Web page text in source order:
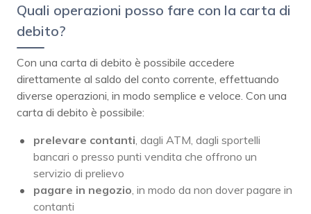
Quali operazioni posso fare con la carta di
debito?
Con una carta di debito è possibile accedere
direttamente al saldo del conto corrente, effettuando
diverse operazioni, in modo semplice e veloce. Con una
carta di debito è possibile:
prelevare contanti , dagli ATM, dagli sportelli
bancari o presso punti vendita che offrono un
servizio di prelievo
pagare in negozio , in modo da non dover pagare in
contanti